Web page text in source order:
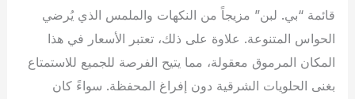
قائمة “بي. لبن” مزيجاً من النكهات والملمس الذي يُرضي
الحواس المتنوعة. علاوة على ذلك، تعتبر الأسعار في هذا
المكان المرموق معقولة، مما يتيح الفرصة للجميع للاستمتاع
بغنى الحلويات الشرقية دون إفراغ المحفظة. سواءً كان